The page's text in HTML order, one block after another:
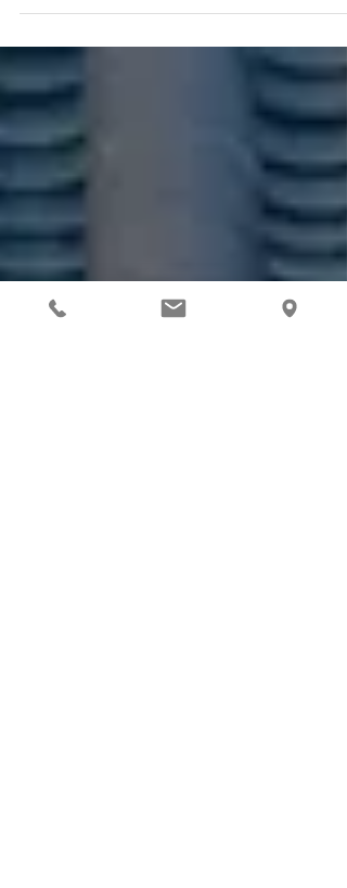
Wie investieren die Deutschen? Wie viel
Rendite erzielen sie? Welche Aktien, Fonds
und ETFs liegen am häufigsten in ihren
Depots?